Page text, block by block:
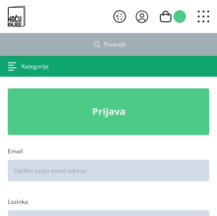
Hoću knjigu crni logo
Pretraži
Kategorije
Prijava
Email
Lozinka